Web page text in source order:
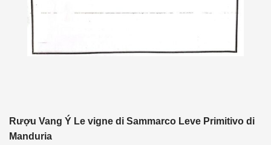
Rượu Vang Ý Le vigne di Sammarco Leve Primitivo di
Manduria